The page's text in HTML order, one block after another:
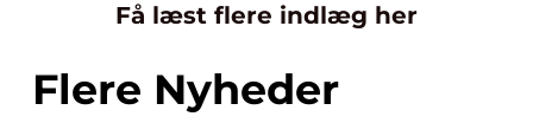
Få læst flere indlæg her
Flere Nyheder